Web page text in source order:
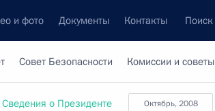
и фото Документы Контакты Поиск
Совет Безопасности Комиссии и советы
октябрь, 2008
Сведения о Президенте